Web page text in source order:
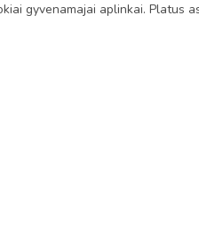
gyvenamajai aplinkai. Platus